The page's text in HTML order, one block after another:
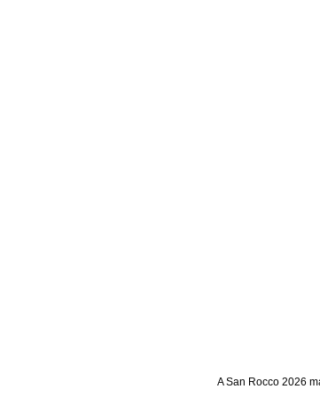
A San Rocco 2026